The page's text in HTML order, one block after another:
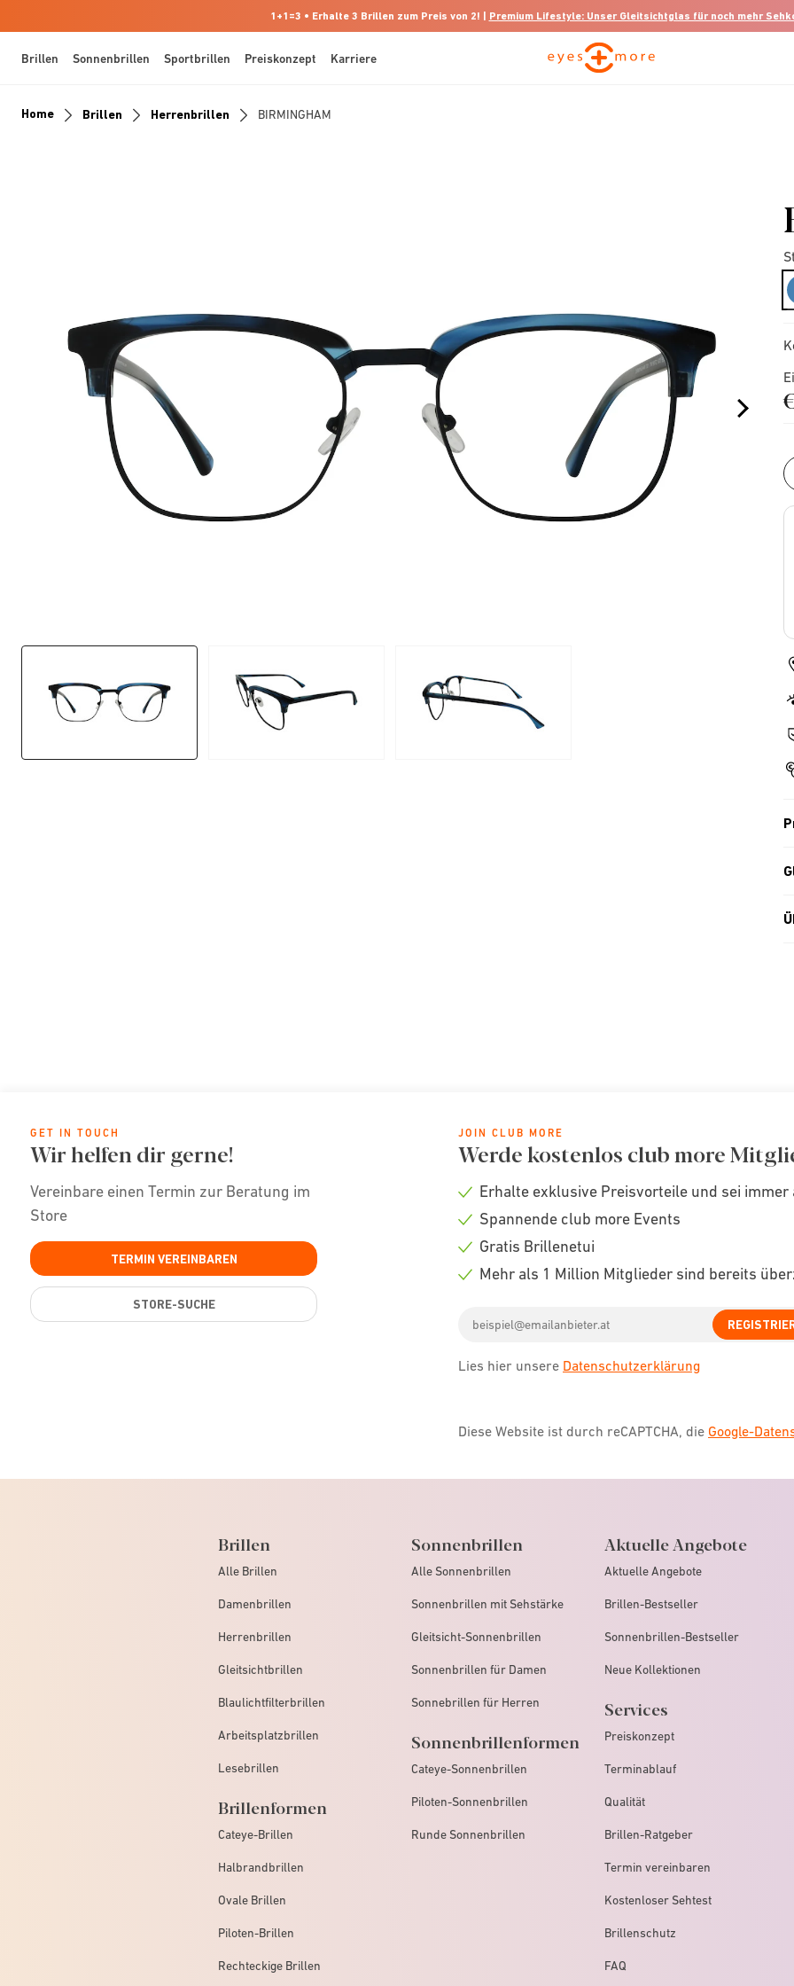
1+1=3 • Erhalte 3 Brillen zum Preis von 2! | Premium Lifestyle: Unser Gleitsichtglas für noch mehr
Brillen Sonnenbrillen Sportbrillen Preiskonzept Karriere
Home Brillen Herrenbrillen BIRMINGHAM
GET IN TOUCH
Wir helfen dir gerne!
Vereinbare einen Termin zur Beratung im
Store
TERMIN VEREINBAREN
STORE-SUCHE
JOIN CLUB MORE
Werde kostenlos club more
Check
Erhalte exklusive Preisvorteile und sei
Check
Spannende club more Events
Check
Gratis Brillenetui
Mehr als 1 Million Mitglieder sind bereits
address
Lies hier unsere Datenschutzerklärung
Diese Website ist durch reCAPTCHA, die Google-
Brillen
Alle Brillen
Damenbrillen
Herrenbrillen
Gleitsichtbrillen
Blaulichtfilterbrillen
Arbeitsplatzbrillen
Lesebrillen
Brillenformen
Cateye-Brillen
Halbrandbrillen
Ovale Brillen
Piloten-Brillen
Rechteckige Brillen
Sonnenbrillen
Alle Sonnenbrillen
Sonnenbrillen mit Sehstärke
Gleitsicht-Sonnenbrillen
Sonnenbrillen für Damen
Sonnebrillen für Herren
Sonnenbrillenformen
Cateye-Sonnenbrillen
Piloten-Sonnenbrillen
Runde Sonnenbrillen
Aktuelle Angebote
Aktuelle Angebote
Brillen-Bestseller
Sonnenbrillen-Bestseller
Neue Kollektionen
Services
Preiskonzept
Terminablauf
Qualität
Brillen-Ratgeber
Termin vereinbaren
Kostenloser Sehtest
Brillenschutz
FAQ